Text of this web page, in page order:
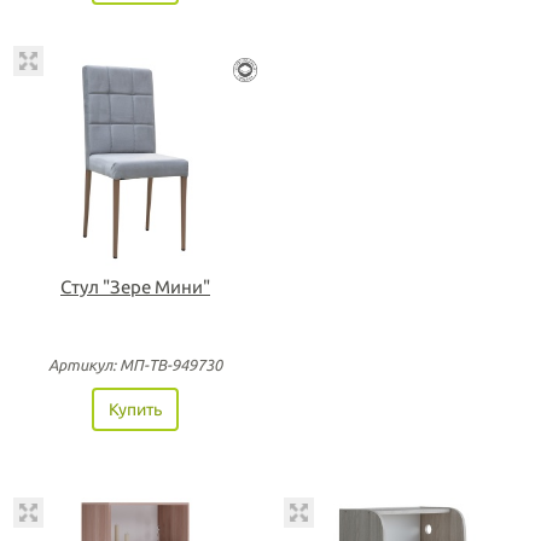
Стул "Зере Мини"
Артикул: МП-ТВ-949730
Купить